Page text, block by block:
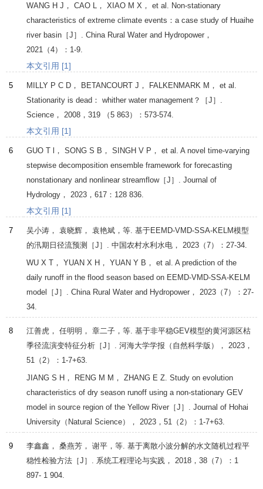
WANG H J ， CAO ， XIAO M X ， et al. Non-stationary
characteristics of extreme climate events：a case study of Huaihe
river basin［J］. China Rural Water and Hydropower ，
2021
（4）：1-9.
本文引用 [1]
5 MILLY P C D ， BETANCOURT J ， FALKENMARK M ， et al.
Stationarity is dead： whither water management？［J］.
Science ， 2008 ， 319 （5 863）：573-574.
本文引用 [1]
6 GUO T l ， SONG S B ， SINGH V P ， et al. A novel time-varying
stepwise decomposition ensemble framework for forecasting
nonstationary and nonlinear streamflow［J］. Journal of
Hydrology ， 2023 ， 617 ：128 836.
本文引用 [1]
7
吴小涛， 袁晓辉， 袁艳斌，等. 基于EEMD-VMD-SSA-KELM模型
的汛期日径流预测［J］. 中国农村水利水电 ， 2023 （7）：27-34.
WU X T ， YUAN X H ， YUAN Y B ， et al. A prediction of the
daily runoff in the flood season based on EEMD-VMD-SSA-KELM
model［J］. China Rural Water and Hydropower ， 2023 （7）：27-
34.
8
江善虎， 任明明， 章二子，等. 基于非平稳GEV模型的黄河源区枯
季径流演变特征分析［J］. 河海大学学报（自然科学版） ， 2023 ，
51
（2）：1-7+63.
JIANG S H ， RENG M M ， ZHANG E Z . Study on evolution
characteristics of dry season runoff using a non-stationary GEV
model in source region of the Yellow River［J］. Journal of Hohai
University（Natural Science）
， 2023 ， 51 （2）：1-7+63.
9
李鑫鑫， 桑燕芳， 谢平，等. 基于离散小波分解的水文随机过程平
稳性检验方法［J］. 系统工程理论与实践 ， 2018 ， 38 （7）：1
897- 1 904.